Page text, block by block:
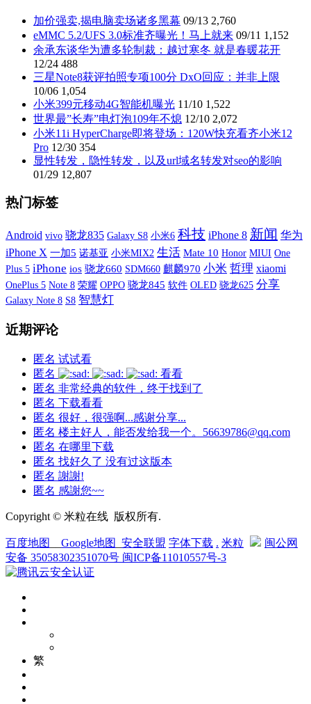
加价强卖,揭电脑卖场诸多黑幕 09/13 2,760
eMMC 5.2/UFS 3.0标准齐曝光！马上就来 09/11 1,152
余承东谈华为遭多轮制裁：越过寒冬 就是春暖花开
12/24 488
三星Note8获评拍照专项100分 DxO回应：并非上限
10/06 1,054
小米399元移动4G智能机曝光 11/10 1,522
世界最”长寿”电灯泡109年不熄 12/10 2,072
小米11i HyperCharge即将登场：120W快充看齐小米12
Pro 12/30 354
显性转发，隐性转发，以及url域名转发对seo的影响
01/29 12,807
热门标签
Android vivo 骁龙835 Galaxy S8 小米6 科技 iPhone 8 新闻 华为
iPhone X 一加5 诺基亚 小米MIX2 生活 Mate 10 Honor MIUI One
Plus 5 iPhone ios 骁龙660 SDM660 麒麟970 小米 哲理 xiaomi
OnePlus 5 Note 8 荣耀 OPPO 骁龙845 软件 OLED 骁龙625 分享
Galaxy Note 8 S8 智慧灯
近期评论
匿名 试试看
匿名
看看
匿名 非常经典的软件，终于找到了
匿名 下载看看
匿名 很好，很强啊...感谢分享...
匿名 楼主好人，能否发给我一个。56639786@qq.com
匿名 在哪里下载
匿名 找好久了 没有过这版本
匿名 謝謝!
匿名 感謝您~~
Copyright © 米粒在线 版权所有.
百度地图 Google地图 安全联盟 字体下载 . 米粒
闽公网
安备 35058302351070号 闽ICP备11010557号-3
繁